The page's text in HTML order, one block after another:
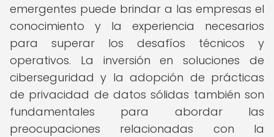
emergentes puede brindar a las empresas el
conocimiento y la experiencia necesarios
para superar los desafíos técnicos y
operativos. La inversión en soluciones de
ciberseguridad y la adopción de prácticas
de privacidad de datos sólidas también son
fundamentales para abordar las
preocupaciones relacionadas con la